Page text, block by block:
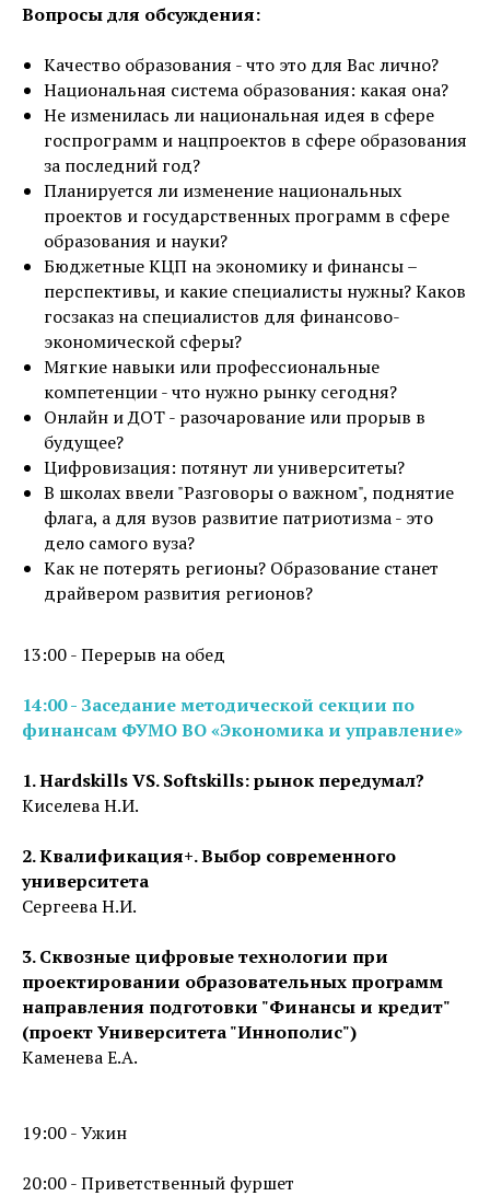
Вопросы для обсуждения:
Качество образования - что это для Вас лично?
Национальная система образования: какая она?
Не изменилась ли национальная идея в сфере
госпрограмм и нацпроектов в сфере образования
за последний год?
Планируется ли изменение национальных
проектов и государственных программ в сфере
образования и науки?
Бюджетные КЦП на экономику и финансы –
перспективы, и какие специалисты нужны? Каков
госзаказ на специалистов для финансово-
экономической сферы?
Мягкие навыки или профессиональные
компетенции - что нужно рынку сегодня?
Онлайн и ДОТ - разочарование или прорыв в
будущее?
Цифровизация: потянут ли университеты?
В школах ввели "Разговоры о важном", поднятие
флага, а для вузов развитие патриотизма - это
дело самого вуза?
Как не потерять регионы? Образование станет
драйвером развития регионов?
13:00 - Перерыв на обед
14:00 - Заседание методической секции по
финансам ФУМО ВО «Экономика и управление»
1. Hardskills VS. Softskills: рынок передумал?
Киселева Н.И.
2. Квалификация+. Выбор современного
университета
Сергеева Н.И.
3. Сквозные цифровые технологии при
проектировании образовательных программ
направления подготовки "Финансы и кредит"
(проект Университета "Иннополис")
Каменева Е.А.
19:00 - Ужин
20:00 - Приветственный фуршет